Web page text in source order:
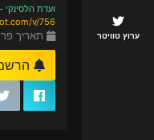
ערוץ טוויטר
ועדת הלסינקי
v/756
תאריך פרסום: